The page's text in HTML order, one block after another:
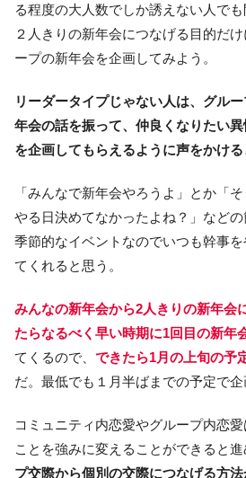
る程度の大人数でしか誘えない人でも
２人きりの新年会につなげる目的だ
ープの新年会を企画してみよう。
リーダータイプじゃない人は、グル
年会の話を振って、仲良くなりたい
を企画してもらえるように声をかける
「みんなで新年会やろうよ」とか「
やる日決めてなかったよね？」などの
季節的なイベントなのでいつも幹事
てくれると思う。
みんなの新年会から2人きりの新年会
たらなるべく早い時期に1回目の新年
てくるので、 できたら1月の上旬の予
だ。最低でも１月半ばまでの予定で企
コミュニティ内恋愛やグループ内恋
ことを強みに変えることができると進
プ交際から個別の交際につなげる方